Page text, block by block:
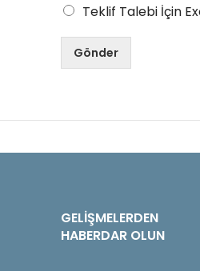
Teklif Talebi İçin
Gönder
GELIŞMELERDEN
HABERDAR OLUN